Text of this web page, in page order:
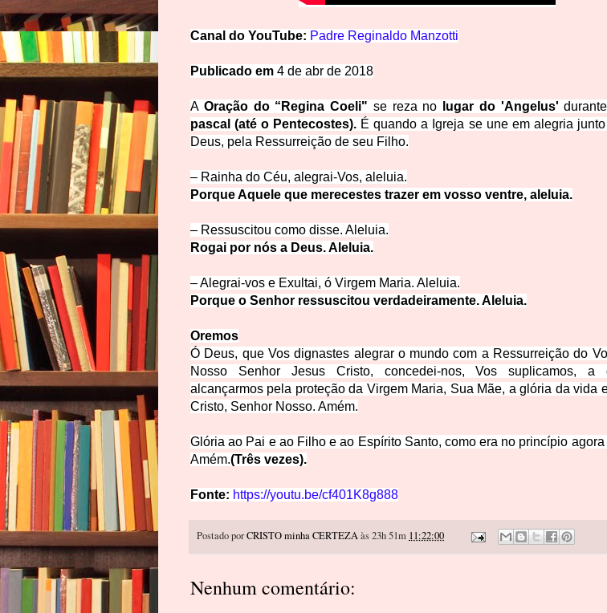
Canal do YouTube: Padre Reginaldo Manzotti
Publicado em 4 de abr de 2018
A Oração do “Regina Coeli" se reza no lugar do 'Angelus'
pascal (até o Pentecostes). É quando a Igreja se une em alegria
Deus, pela Ressurreição de seu Filho.
– Rainha do Céu, alegrai-Vos, a leluia.
Porque Aquele que merecestes trazer em vosso ventre, aleluia.
– Ressuscitou como disse. A leluia.
Rogai por nós a Deus. Aleluia.
– Alegrai-vos e Exultai, ó Virgem Maria. Aleluia.
Porque o Senhor ressuscitou verdadeiramente. Aleluia.
Oremos
Ó Deus, que Vos dignastes alegrar o mundo com a Ressurreição do
Nosso Senhor Jesus Cristo, concedei-nos, Vos suplicamos, a
alcançarmos pela proteção da Virgem Maria, Sua Mãe, a glória da vida
Cristo, Senhor Nosso. Amém.
Glória ao Pai e ao Filho e ao Espírito Santo, como era no princípio agora
Amém.(Três vezes).
Fonte: https://youtu.be/cf401K8g888
Postado porCRISTO minha CERTEZAàs 23h 51m 11:22:00
Nenhum comentário: